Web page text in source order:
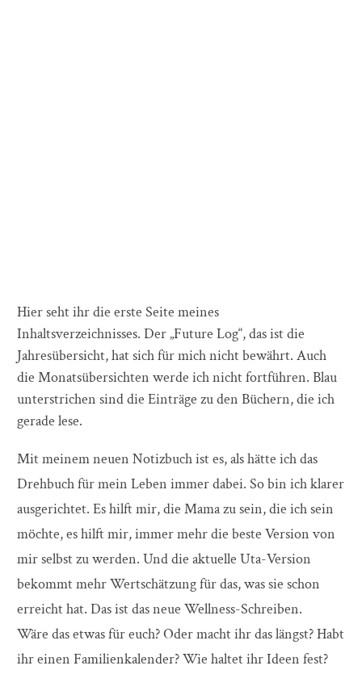
Hier seht ihr die erste Seite meines
Inhaltsverzeichnisses. Der „Future Log“, das ist die
Jahresübersicht, hat sich für mich nicht bewährt. Auch
die Monatsübersichten werde ich nicht fortführen. Blau
unterstrichen sind die Einträge zu den Büchern, die ich
gerade lese.
Mit meinem neuen Notizbuch ist es, als hätte ich das
Drehbuch für mein Leben immer dabei. So bin ich klarer
ausgerichtet. Es hilft mir, die Mama zu sein, die ich sein
möchte, es hilft mir, immer mehr die beste Version von
mir selbst zu werden. Und die aktuelle Uta-Version
bekommt mehr Wertschätzung für das, was sie schon
erreicht hat. Das ist das neue Wellness-Schreiben.
Wäre das etwas für euch? Oder macht ihr das längst? Habt
ihr einen Familienkalender? Wie haltet ihr Ideen fest?